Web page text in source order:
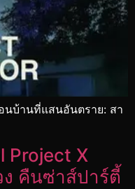
นบ้านที่แสนอันตราย: สา
Project X
คืนซ่าส์ปาร์ตี้